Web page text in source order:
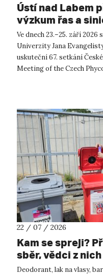
Ústí nad Labem
výzkum řas a
Ve dnech 23.–25. září
Univerzity Jana
uskuteční 67. setkání
Meeting of the Czech
22 / 07 / 2026
Kam se spreji?
sběr, vědci z
kovy
Deodorant, lak na vlasy,